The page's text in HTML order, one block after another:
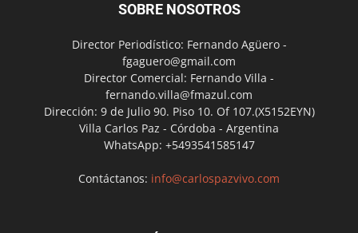
SOBRE NOSOTROS
Director Periodístico: Fernando Agüero -
fgaguero@gmail.com
Director Comercial: Fernando Villa -
fernando.villa@fmazul.com
Dirección: 9 de Julio 90. Piso 10. Of 107.(X5152EYN)
Villa Carlos Paz - Córdoba - Argentina
WhatsApp: +5493541585147
Contáctanos: info@carlospazvivo.com